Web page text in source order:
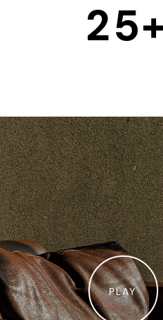
25
PLAY